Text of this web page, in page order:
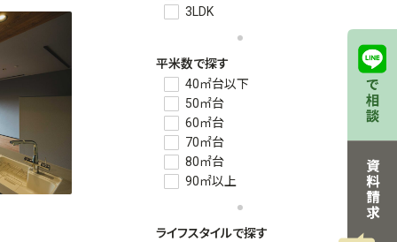
3LDK
平米数で探す
40㎡台以下
50㎡台
60㎡台
70㎡台
80㎡台
90㎡以上
ライフスタイルで探す